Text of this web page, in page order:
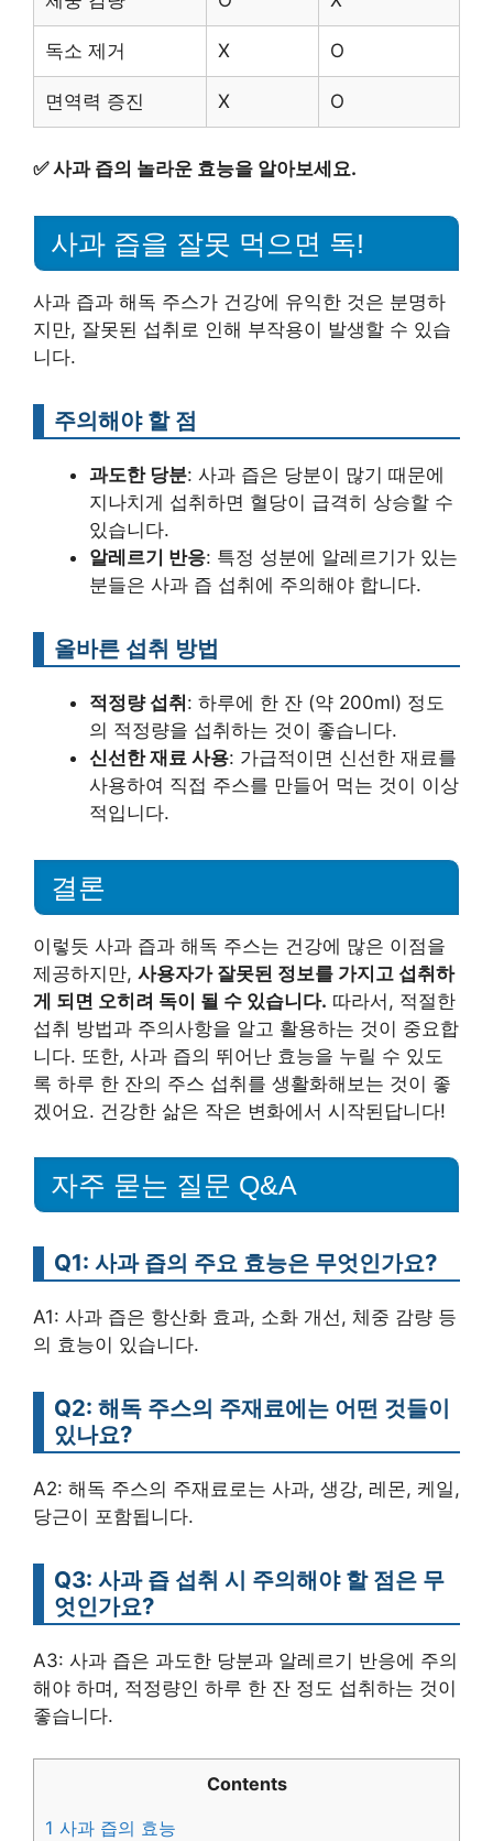
독소 제거 X O
면역력 증진 X O
✅사과 즙의 놀라운 효능을 알아보세요.
사과 즙을 잘못 먹으면 독!
사과 즙과 해독 주스가 건강에 유익한 것은 분명하
지만, 잘못된 섭취로 인해 부작용이 발생할 수 있습
니다.
주의해야 할 점
과도한 당분: 사과 즙은 당분이 많기 때문에
지나치게 섭취하면 혈당이 급격히 상승할 수
있습니다.
알레르기 반응: 특정 성분에 알레르기가 있는
분들은 사과 즙 섭취에 주의해야 합니다.
올바른 섭취 방법
적정량 섭취: 하루에 한 잔 (약 200ml) 정도
의 적정량을 섭취하는 것이 좋습니다.
신선한 재료 사용: 가급적이면 신선한 재료를
사용하여 직접 주스를 만들어 먹는 것이 이상
적입니다.
결론
이렇듯 사과 즙과 해독 주스는 건강에 많은 이점을
제공하지만, 사용자가 잘못된 정보를 가지고 섭취하
게 되면 오히려 독이 될 수 있습니다. 따라서, 적절한
섭취 방법과 주의사항을 알고 활용하는 것이 중요합
니다. 또한, 사과 즙의 뛰어난 효능을 누릴 수 있도
록 하루 한 잔의 주스 섭취를 생활화해보는 것이 좋
겠어요. 건강한 삶은 작은 변화에서 시작된답니다!
자주 묻는 질문 Q&A
Q1: 사과 즙의 주요 효능은 무엇인가요?
A1: 사과 즙은 항산화 효과, 소화 개선, 체중 감량 등
의 효능이 있습니다.
Q2: 해독 주스의 주재료에는 어떤 것들이
있나요?
A2: 해독 주스의 주재료로는 사과, 생강, 레몬, 케일,
당근이 포함됩니다.
Q3: 사과 즙 섭취 시 주의해야 할 점은 무
엇인가요?
A3: 사과 즙은 과도한 당분과 알레르기 반응에 주의
해야 하며, 적정량인 하루 한 잔 정도 섭취하는 것이
좋습니다.
Contents
1 사과 즙의 효능